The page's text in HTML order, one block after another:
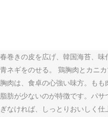
春巻きの皮を広げ、韓国海苔、
青ネギをのせる。 鶏胸肉とカニ
胸肉は、食卓の心強い味方。もも
脂肪が少ないのが特徴です。パ
ぎなければ、しっとりおいしく